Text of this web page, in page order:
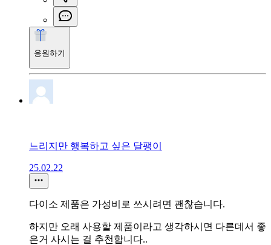
응원하기
느리지만 행복하고 싶은 달팽이
25.02.22
다이소 제품은 가성비로 쓰시려면 괜찮습니다.
하지만 오래 사용할 제품이라고 생각하시면 다른데서 좋
은거 사시는 걸 추천합니다..